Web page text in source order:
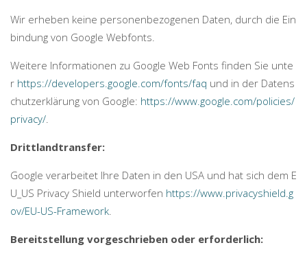
Wir erheben keine personenbezogenen Daten, durch die Ein
bindung von Google Webfonts.
Weitere Informationen zu Google Web Fonts finden Sie unte
r https://developers.google.com/fonts/faq und in der Datens
chutzerklärung von Google: https://www.google.com/policies/
privacy/.
Drittlandtransfer:
Google verarbeitet Ihre Daten in den USA und hat sich dem E
U_US Privacy Shield unterworfen https://www.privacyshield.g
ov/EU-US-Framework.
Bereitstellung vorgeschrieben oder erforderlich: